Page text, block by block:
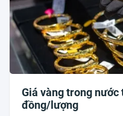
Giá vàng trong nước
đồng/lượng